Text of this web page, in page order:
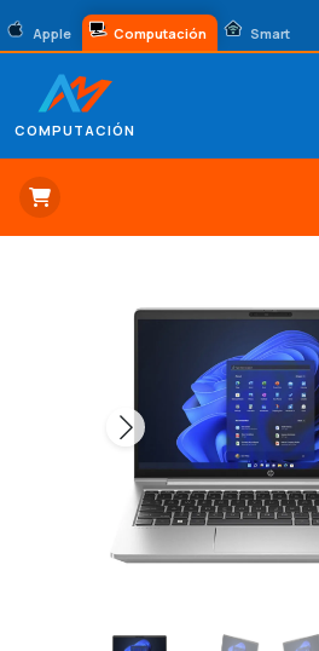
Apple Computación Smart
COMPUTACIÓN